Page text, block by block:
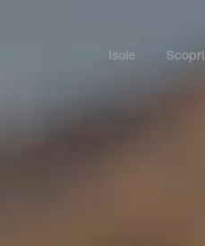
Isole Scopri